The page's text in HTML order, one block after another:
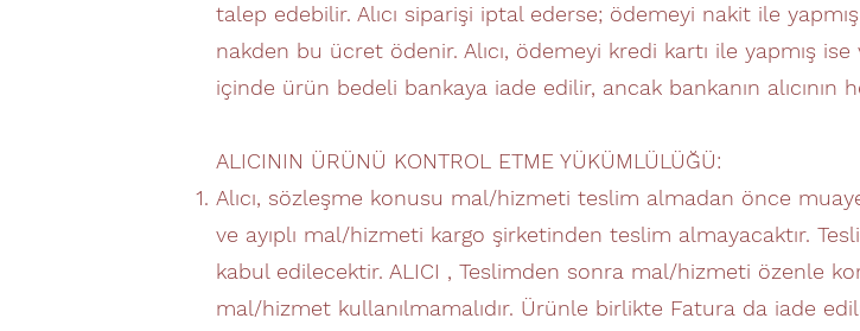
talep edebilir. Alıcı siparişi iptal ederse; ödemeyi nakit ile
nakden bu ücret ödenir. Alıcı, ödemeyi kredi kartı ile yapmış
içinde ürün bedeli bankaya iade edilir, ancak bankanın alıcının
ALICININ ÜRÜNÜ KONTROL ETME YÜKÜMLÜLÜĞÜ:
Alıcı, sözleşme konusu mal/hizmeti teslim almadan önce
ve ayıplı mal/hizmeti kargo şirketinden teslim almayacaktır.
kabul edilecektir. ALICI , Teslimden sonra mal/hizmeti özenle
mal/hizmet kullanılmamalıdır. Ürünle birlikte Fatura da iade